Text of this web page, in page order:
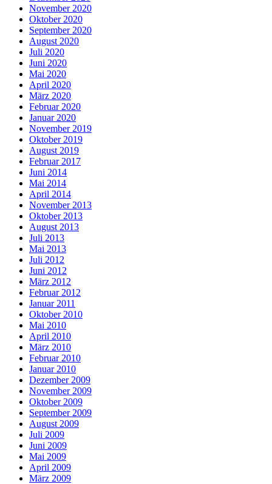
November 2020
Oktober 2020
September 2020
August 2020
Juli 2020
Juni 2020
Mai 2020
April 2020
März 2020
Februar 2020
Januar 2020
November 2019
Oktober 2019
August 2019
Februar 2017
Juni 2014
Mai 2014
April 2014
November 2013
Oktober 2013
August 2013
Juli 2013
Mai 2013
Juli 2012
Juni 2012
März 2012
Februar 2012
Januar 2011
Oktober 2010
Mai 2010
April 2010
März 2010
Februar 2010
Januar 2010
Dezember 2009
November 2009
Oktober 2009
September 2009
August 2009
Juli 2009
Juni 2009
Mai 2009
April 2009
März 2009